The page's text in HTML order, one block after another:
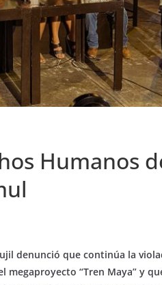
Humanos
denunció que continúa la
“Tren Maya” y